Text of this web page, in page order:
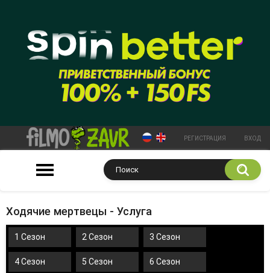
РЕГИСТРАЦИЯ ВХОД
Ходячие мертвецы - Услуга
1 Сезон 2 Сезон 3 Сезон
4 Сезон 5 Сезон 6 Сезон